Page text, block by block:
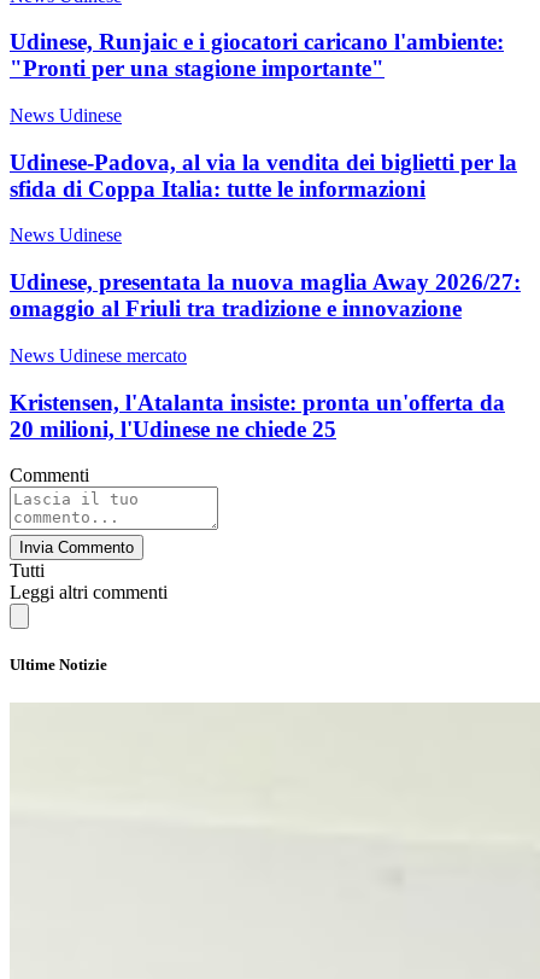
Udinese, Runjaic e i giocatori caricano l'ambiente:
"Pronti per una stagione importante"
News Udinese
Udinese-Padova, al via la vendita dei biglietti per la
sfida di Coppa Italia: tutte le informazioni
News Udinese
Udinese, presentata la nuova maglia Away 2026/27:
omaggio al Friuli tra tradizione e innovazione
News Udinese mercato
Kristensen, l'Atalanta insiste: pronta un'offerta da
20 milioni, l'Udinese ne chiede 25
Commenti
Invia Commento
Tutti
Leggi altri commenti
Ultime Notizie